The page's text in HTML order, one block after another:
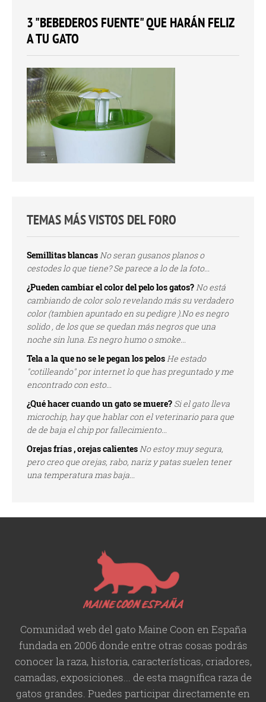
3 "BEBEDEROS FUENTE" QUE HARÁN FELIZ
A TU GATO
TEMAS MÁS VISTOS DEL FORO
Semillitas blancasNo seran gusanos planos o
cestodes lo que tiene? Se parece a lo de la foto...
¿Pueden cambiar el color del pelo los gatos?No está
cambiando de color solo revelando más su verdadero
color (tambien apuntado en su pedigre ).No es negro
solido , de los que se quedan más negros que una
noche sin luna. Es negro humo o smoke...
Tela a la que no se le pegan los pelosHe estado
"cotilleando" por internet lo que has preguntado y me
encontrado con esto...
¿Qué hacer cuando un gato se muere? Si el gato lleva
microchip, hay que hablar con el veterinario para que
de de baja el chip por fallecimiento...
Orejas frías , orejas calientesNo estoy muy segura,
pero creo que orejas, rabo, nariz y patas suelen tener
una temperatura mas baja...
Comunidad web del gato Maine Coon en España
fundada en 2006 donde entre otras cosas podrás
conocer la raza, historia,características, criadores,
camadas, exposiciones... de esta magnífica raza de
gatos grandes. Puedes participar directamente en